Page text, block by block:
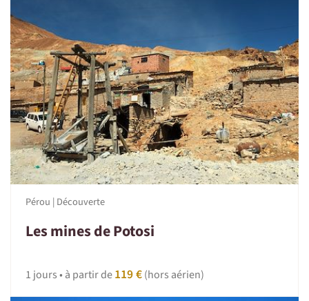
Pérou | Découverte
Les mines de Potosi
1 jours • à partir de119 €(hors aérien)